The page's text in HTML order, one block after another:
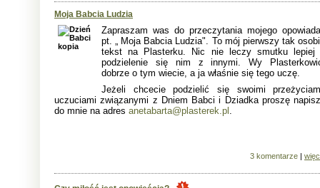
Moja Babcia Ludzia
Zapraszam was do przeczytania mojego
pt. „ Moja Babcia Ludzia". To mój pierwszy tak
tekst na Plasterku. Nic nie leczy smutku lepiej
podzielenie się nim z innymi. Wy
dobrze o tym wiecie, a ja właśnie się tego uczę.
Jeżeli chcecie podzielić się swoimi
uczuciami związanymi z Dniem Babci i Dziadka proszę
do mnie na adres anetabarta@plasterek.pl .
3 komentarze |